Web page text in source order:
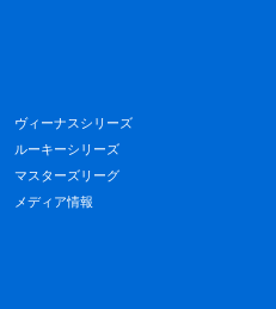
ヴィーナスシリーズ
ルーキーシリーズ
マスターズリーグ
メディア情報